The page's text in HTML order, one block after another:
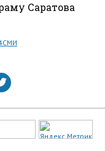
Саратова